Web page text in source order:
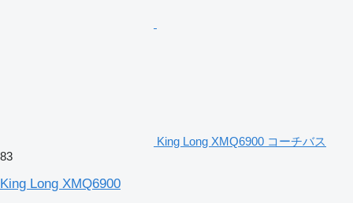
King Long XMQ6900 コーチバス
83
King Long XMQ6900